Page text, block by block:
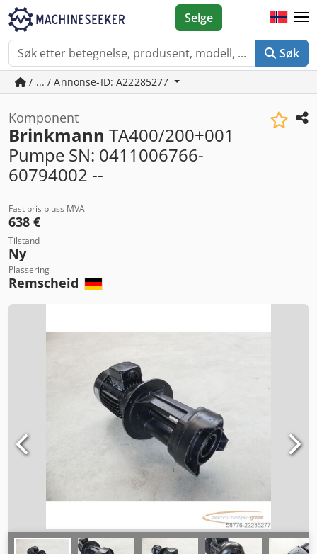
Søk
Selge
/ ... / Annonse-ID: A22285277
Komponent
Brinkmann TA400/200+001
Pumpe SN: 0411006766-
60794002 --
Fast pris pluss MVA
638 €
Tilstand
Ny
Plassering
Remscheid